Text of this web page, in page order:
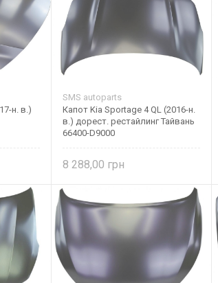
н. в.)
SMS autoparts
Капот Kia Sportage 4 QL (2016-н.
в.) дорест. рестайлинг Тайвань
66400-D9000
8 288,00